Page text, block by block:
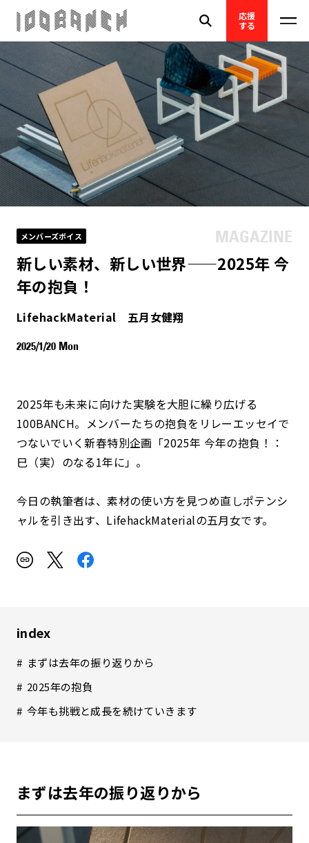
応援
する
メンバーズボイス
新しい素材、新しい世界——2025年 今
年の抱負！
LifehackMaterial 五月女健翔
2025/1/20 Mon
2025年も未来に向けた実験を大胆に繰り広げる
100BANCH。メンバーたちの抱負をリレーエッセイで
つないでいく新春特別企画「2025年 今年の抱負！：
巳（実）のなる1年に」。
今日の執筆者は、素材の使い方を見つめ直しポテンシ
ャルを引き出す、LifehackMaterialの五月女です。
index
まずは去年の振り返りから
2025年の抱負
今年も挑戦と成長を続けていきます
まずは去年の振り返りから